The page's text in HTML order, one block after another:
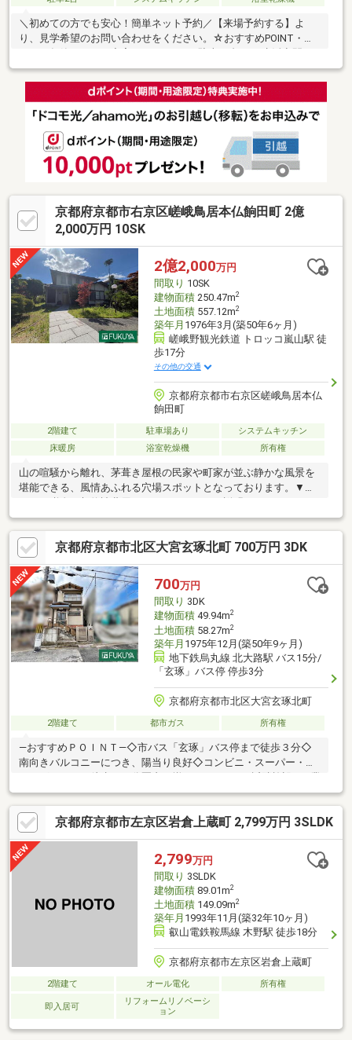
＼初めての方でも安心！簡単ネット予約／【来場予約する】よ
り、見学希望のお問い合わせをください。☆おすすめPOINT・２
分けやすい間取りで、ほどよい距離感を保てる２世帯住宅！・２
１帖超の広々LDKに掘りごたつ付和室を備えた、家族が自然と集
まるまどりです！・南向きのバルコニー３か所あり！お洗濯物が
たっぷり干せます！・WCLやSCLなど収納豊富で大家族でもお家
承ります！理想の住まいを一緒に実現しましょう♪
京都府京都市右京区嵯峨鳥居本仏餉田町 2億
2,000万円 10SK
2億2,000万円
間取り 10SK
建物面積250.47m2
土地面積557.12m2
築年月 1976年3月(築50年6ヶ月)
嵯峨野観光鉄道 トロッコ嵐山駅 徒
歩17分
その他の交通
京都府京都市右京区嵯峨鳥居本仏
餉田町
2階建て 駐車場あり
システムキッチン
床暖房
浴室乾燥機 所有権
山の喧騒から離れ、茅葺き屋根の民家や町家が並ぶ静かな風景を
堪能できる、風情あふれる穴場スポットとなっております。▼気
ご希望条件をお知らせください。忙しい方向け「まとめて見学」
ご手配します。▼悩ましい頭金のこと、欠陥住宅の心配など、ご
質問だけでもどうぞ♪【住宅ローン相談・資金計画・無料】○ロー
ン相談からしたい○どれくらい借入可能か知りたい○金利優遇や住
宅ローン控除などお得な情報がほしい○車ローンや現借入をおま
とめしたい○引越し代や家具購入代も含めれますか など等ネッ
ト銀行、メガバンク、地方銀行と提携しております
京都府京都市北区大宮玄琢北町 700万円 3DK
700万円
間取り 3DK
建物面積49.94m2
土地面積58.27m2
築年月 1975年12月(築50年9ヶ月)
地下鉄烏丸線 北大路駅 バス15分/
「玄琢」バス停 停歩3分
京都府京都市北区大宮玄琢北町
2階建て 都市ガス 所有権
―おすすめＰＯＩＮＴ―◇市バス「玄琢」バス停まで徒歩３分◇
南向きバルコニーにつき、陽当り良好◇コンビニ・スーパー・ド
務スーパー北山店まで徒歩７分・サンディ紫竹店まで徒歩８分・
セブンイレブン京都大宮北箱ノ井町店まで徒歩７分・ドラッグユ
タカ紫竹店まで徒歩８分■□ 現地見学予約受付中 □■ご希望があ
れば周辺物件もご一緒にご案内可能営業車での送迎も可能です！
お気軽にご相談ください
京都府京都市左京区岩倉上蔵町 2,799万円 3SLDK
2,799万円
間取り 3SLDK
建物面積89.01m2
土地面積149.09m2
築年月 1993年11月(築32年10ヶ月)
叡山電鉄鞍馬線 木野駅 徒歩18分
京都府京都市左京区岩倉上蔵町
2階建て オール電化 所有権
即入居可
リフォームリノベーシ
ョン